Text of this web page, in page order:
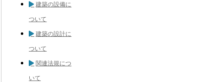
建築の設備に
ついて
建築の設計に
ついて
関連法規につ
いて